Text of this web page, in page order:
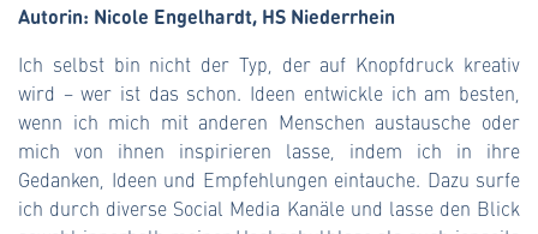
Autorin: Nicole Engelhardt, HS Niederrhein
Ich selbst bin nicht der Typ, der auf Knopfdruck kreativ
wird – wer ist das schon. Ideen entwickle ich am besten,
wenn ich mich mit anderen Menschen austausche oder
mich von ihnen inspirieren lasse, indem ich in ihre
Gedanken, Ideen und Empfehlungen eintauche. Dazu surfe
ich durch diverse Social Media Kanäle und lasse den Blick